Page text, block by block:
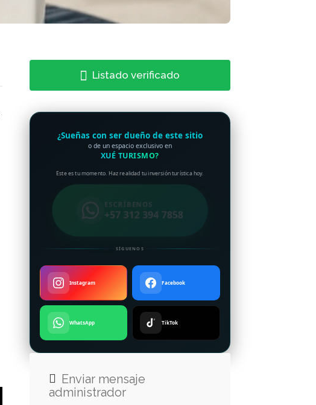
Listado verificado
¿Sueñas con ser dueño de este sitio
o de un espacio exclusivo en
XUÉ TURISMO?
Este es tu momento. Haz realidad tu inversión turística hoy.
ESCRÍBENOS
+57 312 394 7858
SÍGUENOS
Instagram Facebook
WhatsApp TikTok
Enviar mensaje
administrador